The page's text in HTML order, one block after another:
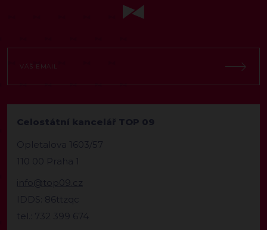
Celostátní kancelář TOP 09
Opletalova 1603/57
110 00 Praha 1
info@top09.cz
IDDS: 86ttzqc
tel.: 732 399 674